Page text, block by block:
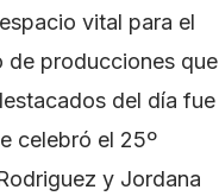
vital para el
de producciones que
del día fue
celebró el 25º
y Jordana